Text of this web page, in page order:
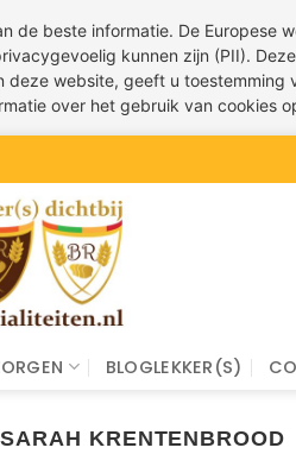
BLOGLEKKER(S)
SARAH KRENTENBROOD
de beste informatie. De Europese
kunnen zijn (PII).
deze website, geeft u toestemming
over het gebruik van cookies